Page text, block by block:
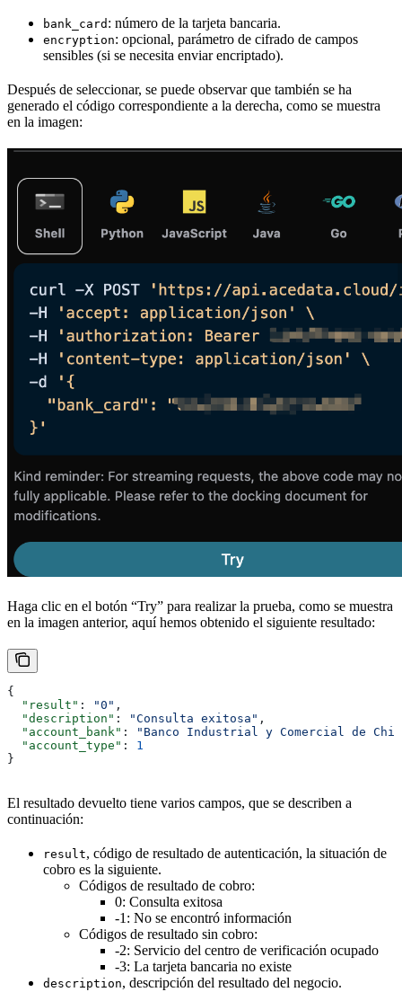
bank_card : número de la tarjeta bancaria.
encryption: opcional, parámetro de cifrado de campos
sensibles (si se necesita enviar encriptado).
Después de seleccionar, se puede observar que también se ha
generado el código correspondiente a la derecha, como se muestra
en la imagen:
Haga clic en el botón “Try” para realizar la prueba, como se muestra
en la imagen anterior, aquí hemos obtenido el siguiente resultado:
{
  "result"
: "0" ,
  "description"
: "Consulta exitosa" ,
  "account_bank"
:
"Banco Industrial y Comercial de
  "account_type"
: 1
}
El resultado devuelto tiene varios campos, que se describen a
continuación:
result, código de resultado de autenticación, la situación de
cobro es la siguiente.
Códigos de resultado de cobro:
0: Consulta exitosa
-1: No se encontró información
Códigos de resultado sin cobro:
-2: Servicio del centro de verificación ocupado
-3: La tarjeta bancaria no existe
description, descripción del resultado del negocio.